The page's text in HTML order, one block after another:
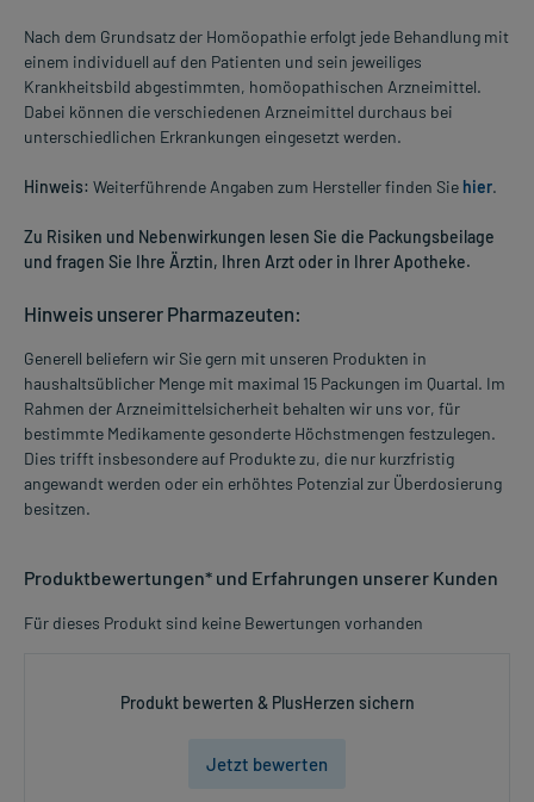
Nach dem Grundsatz der Homöopathie erfolgt jede Behandlung mit
einem individuell auf den Patienten und sein jeweiliges
Krankheitsbild abgestimmten, homöopathischen Arzneimittel.
Dabei können die verschiedenen Arzneimittel durchaus bei
unterschiedlichen Erkrankungen eingesetzt werden.
Hinweis: Weiterführende Angaben zum Hersteller finden Sie hier.
Zu Risiken und Nebenwirkungen lesen Sie die Packungsbeilage
und fragen Sie Ihre Ärztin, Ihren Arzt oder in Ihrer Apotheke.
Hinweis unserer Pharmazeuten:
Generell beliefern wir Sie gern mit unseren Produkten in
haushaltsüblicher Menge mit maximal 15 Packungen im Quartal. Im
Rahmen der Arzneimittelsicherheit behalten wir uns vor, für
bestimmte Medikamente gesonderte Höchstmengen festzulegen.
Dies trifft insbesondere auf Produkte zu, die nur kurzfristig
angewandt werden oder ein erhöhtes Potenzial zur Überdosierung
besitzen.
Produktbewertungen* und Erfahrungen unserer Kunden
Für dieses Produkt sind keine Bewertungen vorhanden
Produkt bewerten & PlusHerzen sichern
Jetzt bewerten